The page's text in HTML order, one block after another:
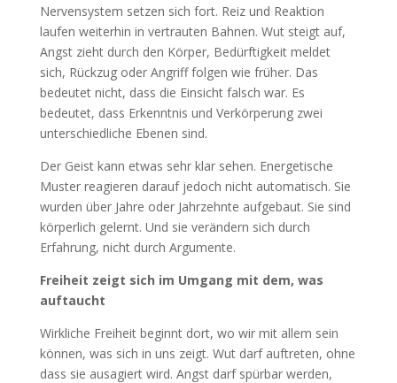
Nervensystem setzen sich fort. Reiz und Reaktion
laufen weiterhin in vertrauten Bahnen. Wut steigt auf,
Angst zieht durch den Körper, Bedürftigkeit meldet
sich, Rückzug oder Angriff folgen wie früher. Das
bedeutet nicht, dass die Einsicht falsch war. Es
bedeutet, dass Erkenntnis und Verkörperung zwei
unterschiedliche Ebenen sind.
Der Geist kann etwas sehr klar sehen. Energetische
Muster reagieren darauf jedoch nicht automatisch. Sie
wurden über Jahre oder Jahrzehnte aufgebaut. Sie sind
körperlich gelernt. Und sie verändern sich durch
Erfahrung, nicht durch Argumente.
Freiheit zeigt sich im Umgang mit dem, was
auftaucht
Wirkliche Freiheit beginnt dort, wo wir mit allem sein
können, was sich in uns zeigt. Wut darf auftreten, ohne
dass sie ausagiert wird. Angst darf spürbar werden,